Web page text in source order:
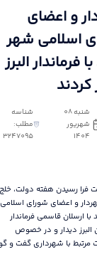
و اعضای
اسلامی شهر
فرماندار البرز
کردند
شنبه 08
شهریور
1404
شناسه
مطلب:
3247095
فرا رسیدن هفته دولت، خلج
و اعضای شورای اسلامی
با ارسلان قاسمی فرماندار
البرز دیدار و در خصوص
مرتبط با شهرداری گفت و گو